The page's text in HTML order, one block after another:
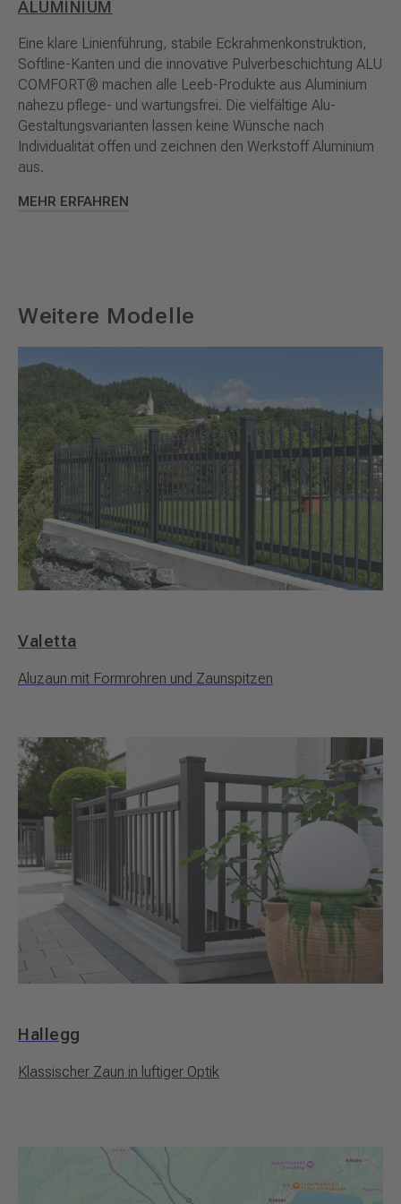
ALUMINIUM
Eine klare Linienführung, stabile Eckrahmenkonstruktion,
Softline-Kanten und die innovative Pulverbeschichtung ALU
COMFORT® machen alle Leeb-Produkte aus Aluminium
nahezu pflege- und wartungsfrei. Die vielfältige Alu-
Gestaltungsvarianten lassen keine Wünsche nach
Individualität offen und zeichnen den Werkstoff Aluminium
aus.
MEHR ERFAHREN
Weitere Modelle
Valetta
Aluzaun mit Formrohren und Zaunspitzen
Hallegg
Klassischer Zaun in luftiger Optik